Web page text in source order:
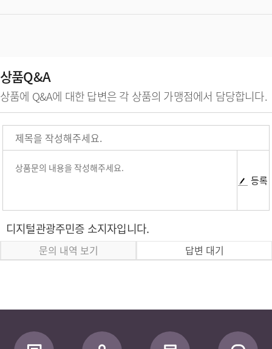
상품Q&A
상품에 Q&A에 대한 답변은 각 상품의 가맹점에서 담당합니다.
등록
디지털관광주민증 소지자입니다.
문의 내역 보기 답변 대기